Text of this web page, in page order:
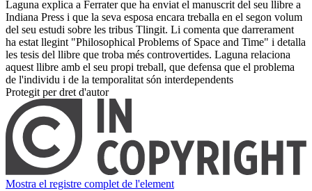
Laguna explica a Ferrater que ha enviat el manuscrit del seu llibre a
Indiana Press i que la seva esposa encara treballa en el segon volum
del seu estudi sobre les tribus Tlingit. Li comenta que darrerament
ha estat llegint "Philosophical Problems of Space and Time" i detalla
les tesis del llibre que troba més controvertides. Laguna relaciona
aquest llibre amb el seu propi treball, que defensa que el problema
de l'individu i de la temporalitat són interdependents ​
Protegit per dret d'autor
Mostra el registre complet de l'element